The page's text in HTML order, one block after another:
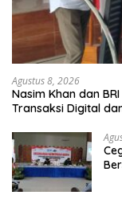
Agustus 8, 2026
Nasim Khan dan
Transaksi Digital